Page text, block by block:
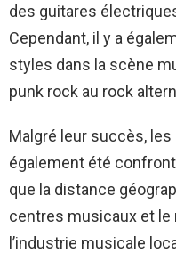
des guitares
Cependant, il y a
styles dans la scène
punk rock au rock
Malgré leur succès,
également été
que la distance
centres musicaux et le
l’industrie musicale